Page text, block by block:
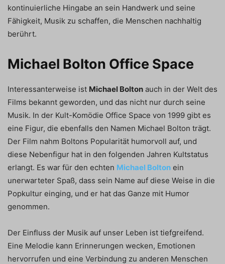
kontinuierliche Hingabe an sein Handwerk und seine
Fähigkeit, Musik zu schaffen, die Menschen nachhaltig
berührt.
Michael Bolton Office Space
Interessanterweise ist Michael Bolton auch in der Welt des
Films bekannt geworden, und das nicht nur durch seine
Musik. In der Kult-Komödie Office Space von 1999 gibt es
eine Figur, die ebenfalls den Namen Michael Bolton trägt.
Der Film nahm Boltons Popularität humorvoll auf, und
diese Nebenfigur hat in den folgenden Jahren Kultstatus
erlangt. Es war für den echten Michael Bolton ein
unerwarteter Spaß, dass sein Name auf diese Weise in die
Popkultur einging, und er hat das Ganze mit Humor
genommen.
Der Einfluss der Musik auf unser Leben ist tiefgreifend.
Eine Melodie kann Erinnerungen wecken, Emotionen
hervorrufen und eine Verbindung zu anderen Menschen